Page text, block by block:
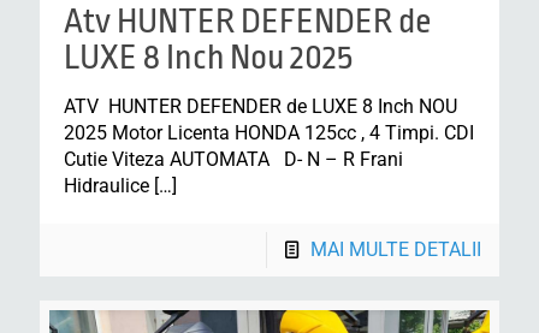
Atv HUNTER DEFENDER de
LUXE 8 Inch Nou 2025
ATV HUNTER DEFENDER de LUXE 8 Inch NOU
2025 Motor Licenta HONDA 125cc , 4 Timpi. CDI
Cutie Viteza AUTOMATA D- N – R Frani
Hidraulice […]
MAI MULTE DETALII